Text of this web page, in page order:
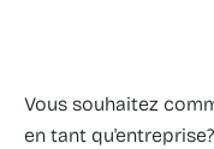
Vous souhaitez
en tant